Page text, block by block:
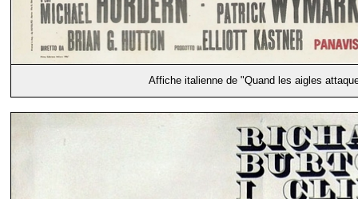
Affiche italienne de "Quand les aigles